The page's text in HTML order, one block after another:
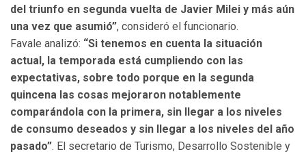
del triunfo en segunda vuelta de Javier Milei y más aún
una vez que asumió”, consideró el funcionario.
Favale analizó: “Si tenemos en cuenta la situación
actual, la temporada está cumpliendo con las
expectativas, sobre todo porque en la segunda
quincena las cosas mejoraron notablemente
comparándola con la primera, sin llegar a los niveles
de consumo deseados y sin llegar a los niveles del año
pasado”. El secretario de Turismo, Desarrollo Sostenible y